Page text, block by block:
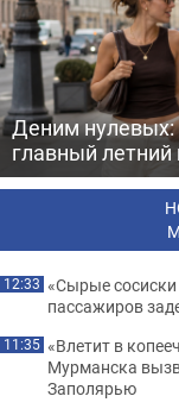
Деним
главный
12:33 «Сырые сосиски
пассажиров
11:35 «Влетит в
Мурманска
Заполярью